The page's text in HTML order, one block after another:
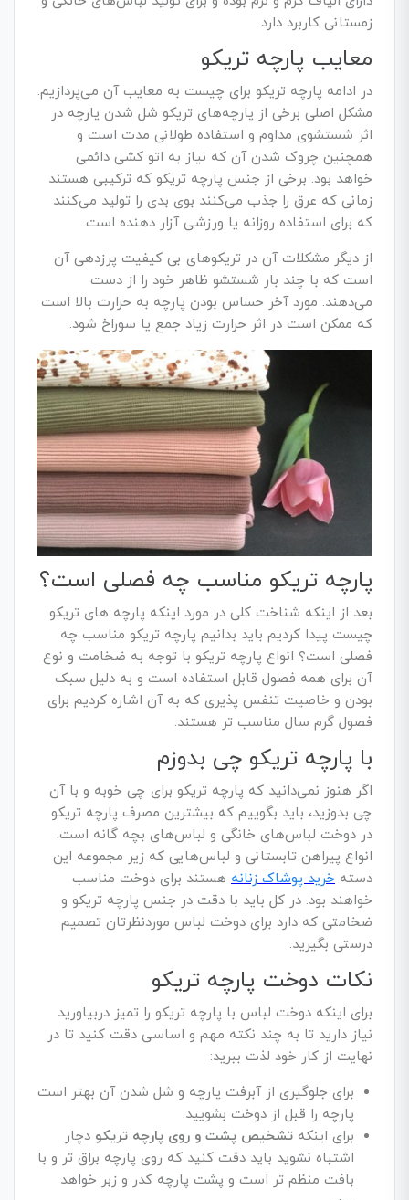
زمستانی کاربرد دارد.
معایب پارچه تریکو
در ادامه پارچه تریکو برای چیست به معایب آن می‌پردازیم.
مشکل اصلی برخی از پارچه‌های تریکو شل شدن پارچه در
اثر شستشوی مداوم و استفاده طولانی مدت است و
همچنین چروک شدن آن که نیاز به اتو کشی دائمی
خواهد بود. برخی از جنس پارچه تریکو که ترکیبی هستند
زمانی که عرق را جذب می‌کنند بوی بدی را تولید می‌کنند
که برای استفاده روزانه یا ورزشی آزار دهنده است.
از دیگر مشکلات آن در تریکوهای بی کیفیت پرزدهی آن
است که با چند بار شستشو ظاهر خود را از دست
می‌دهند. مورد آخر حساس بودن پارچه به حرارت بالا است
که ممکن است در اثر حرارت زیاد جمع یا سوراخ شود.
پارچه تریکو مناسب چه فصلی است؟
بعد از اینکه شناخت کلی در مورد اینکه پارچه های تریکو
چیست پیدا کردیم باید بدانیم پارچه تریکو مناسب چه
فصلی است؟ انواع پارچه تریکو با توجه به ضخامت و نوع
آن برای همه فصول قابل استفاده است و به دلیل سبک
بودن و خاصیت تنفس پذیری که به آن اشاره کردیم برای
فصول گرم سال مناسب تر هستند.
با پارچه تریکو چی بدوزم
اگر هنوز نمی‌دانید که پارچه تریکو برای چی خوبه و با آن
چی بدوزید، باید بگوییم که بیشترین مصرف پارچه تریکو
در دوخت لباس‌های خانگی و لباس‌های بچه گانه است.
انواع پیراهن تابستانی و لباس‌هایی که زیر مجموعه این
دسته خرید پوشاک زنانه هستند برای دوخت مناسب
خواهند بود. در کل باید با دقت در جنس پارچه تریکو و
ضخامتی که دارد برای دوخت لباس موردنظرتان تصمیم
درستی بگیرید.
نکات دوخت پارچه تریکو
برای اینکه دوخت لباس با پارچه تریکو را تمیز دربیاورید
نیاز دارید تا به چند نکته مهم و اساسی دقت کنید تا در
نهایت از کار خود لذت ببرید:
برای جلوگیری از آبرفت پارچه و شل شدن آن بهتر است
پارچه را قبل از دوخت بشویید.
برای اینکه تشخیص پشت و روی پارچه تریکو دچار
اشتباه نشوید باید دقت کنید که روی پارچه براق تر و با
بافت منظم تر است و پشت پارچه کدر و زبر خواهد